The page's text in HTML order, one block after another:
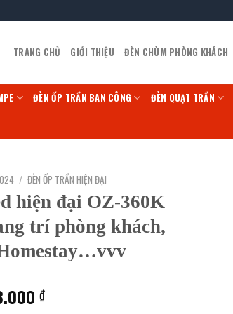
TRANG CHỦ GIỚI THIỆU ĐÈN CHÙM PHÒNG KHÁCH
ĐÈN ỐP TRẦN BAN CÔNG ĐÈN QUẠT TRẦN
/ ĐÈN ỐP TRẦN HIỆN ĐẠI
hiện đại OZ-360K
trí phòng khách,
₫Giá